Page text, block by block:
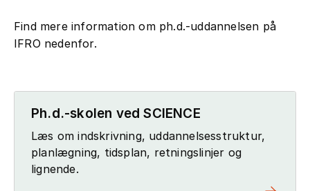
Find mere information om ph.d.-uddannelsen på
IFRO nedenfor.
Ph.d.-skolen ved SCIENCE
Læs om indskrivning, uddannelsesstruktur,
planlægning, tidsplan, retningslinjer og
lignende.